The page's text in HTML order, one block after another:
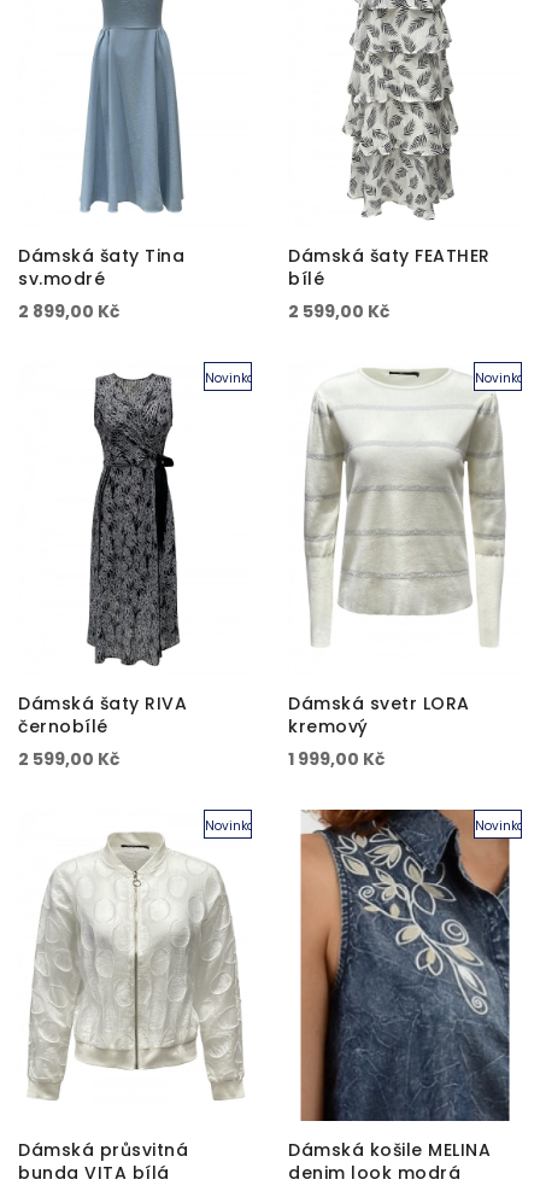
Dámská šaty Tina
sv.modré
2 899,00 Kč
Dámská šaty FEATHER
bílé
2 599,00 Kč
Novinka
Dámská šaty RIVA
černobílé
2 599,00 Kč
Novinka
Dámská svetr LORA
kremový
1 999,00 Kč
Novinka
Dámská průsvitná
bunda VITA bílá
Novinka
Dámská košile MELINA
denim look modrá